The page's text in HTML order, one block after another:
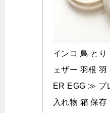
インコ 鳥 とり
ェザー 羽根
ER EGG ≫ プ
入れ物 箱 保存